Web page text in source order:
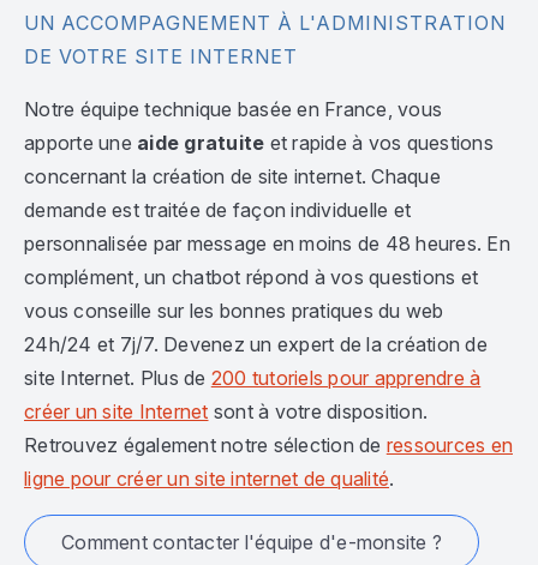
UN ACCOMPAGNEMENT À L'ADMINISTRATION
DE VOTRE SITE INTERNET
Notre équipe technique basée en France, vous
apporte une aide gratuite et rapide à vos questions
concernant la création de site internet. Chaque
demande est traitée de façon individuelle et
personnalisée par message en moins de 48 heures. En
complément, un chatbot répond à vos questions et
vous conseille sur les bonnes pratiques du web
24h/24 et 7j/7. Devenez un expert de la création de
site Internet. Plus de 200 tutoriels pour apprendre à
créer un site Internet sont à votre disposition.
Retrouvez également notre sélection de ressources en
ligne pour créer un site internet de qualité.
Comment contacter l'équipe d'e-monsite ?